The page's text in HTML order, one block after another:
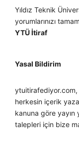
Yıldız Teknik
yorumlarınızı
YTÜ İtiraf
Yasal Bildirim
ytuitirafediyor.com,
herkesin içerik
kanuna göre
talepleri için bize